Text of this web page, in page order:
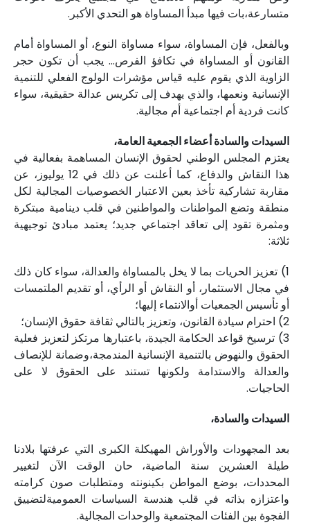
متسارعة،بات فيها مبدأ المساواة هو التحدي الأكبر.
وبالفعل، فإن المساواة، سواء مساواة النوع، أو المساواة أمام
القانون أو المساواة في تكافؤ الفرص... يجب أن تكون حجر
الزاوية الذي يقوم عليه قياس مؤشرات الولوج الفعلي للتنمية
الإنسانية ونعمها، والذي يهدف إلى تكريس عدالة حقيقية، سواء
كانت فردية أم اجتماعية أم مجالية.
السيدات والسادة أعضاء الجمعية العامة،
يعتزم المجلس الوطني لحقوق الإنسان المساهمة بفعالية في
هذا النقاش والدفاع، كما أعلنت عن ذلك في 12 يوليوز، عن
مقاربة تشاركية تأخذ بعين الاعتبار الخصوصيات المجالية لكل
منطقة وتضع المواطنات والمواطنين في قلب دينامية مبتكرة
ومثمرة تقود إلى تعاقد اجتماعي جديد؛ يعتمد مبادئ توجيهية
ثلاثة:
1) تعزيز الحريات بما لا يخل بالمساواة والعدالة، سواء كان ذلك
في مجال الاستثمار، أو النقاش أو الرأي، أو تقديم الملتمسات
أو تأسيس الجمعيات أوالانتماء إليها؛
2) احترام سيادة القانون، وتعزيز بالتالي ثقافة حقوق الإنسان؛
3) ترسيخ قواعد الحكامة الجيدة، باعتبارها مرتكز لتعزيز فعلية
الحقوق والنهوض بالتنمية الإنسانية المندمجة،وضمانة للإنصاف
والعدالة والاستدامة ولكونها تستند على الحقوق لا على
الحاجيات.
السيدات والسادة،
بعد المجهودات والأوراش المهيكلة الكبرى التي عرفتها بلادنا
طيلة العشرين سنة الماضية، حان الوقت الآن لتغيير
المحددات، بوضع المواطن بكينونته ومتطلبات صون كرامته
واعتزازه بذاته في قلب هندسة السياسات العموميةلتضييق
الفجوة بين الفئات المجتمعية والوحدات المجالية.